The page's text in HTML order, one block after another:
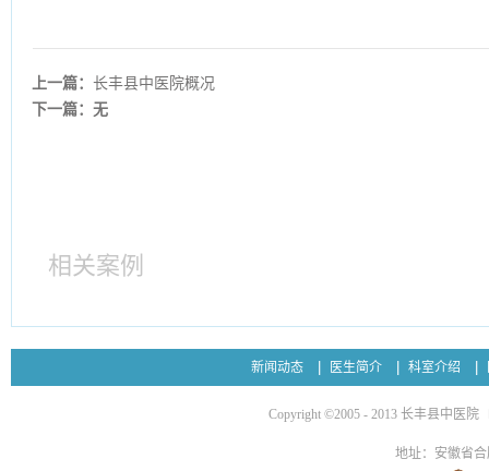
上一篇：长丰县中医院概况
下一篇：无
相关案例
新闻动态 医生简介 科室介绍
Copyright ©2005 - 2013 长丰县中医院
地址：安徽省